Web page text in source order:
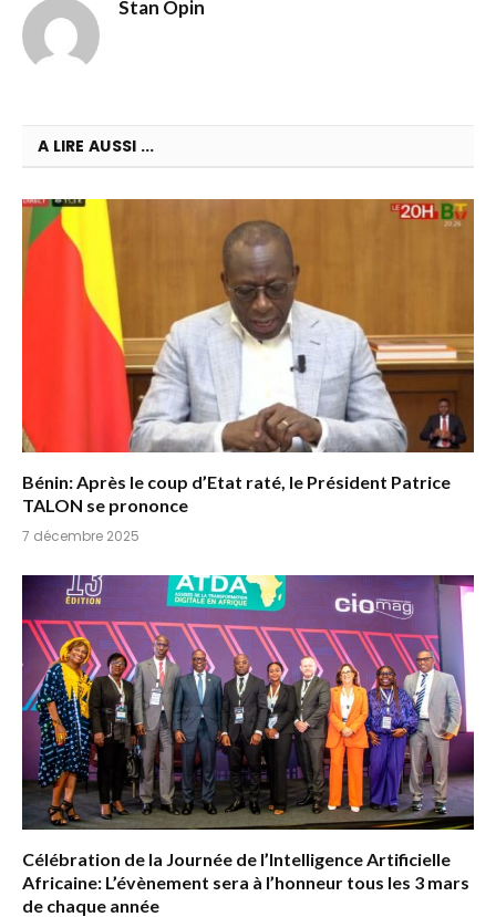
Stan Opin
A LIRE AUSSI ...
Bénin: Après le coup d’Etat raté, le Président Patrice
TALON se prononce
7 décembre 2025
Célébration de la Journée de l’Intelligence Artificielle
Africaine: L’évènement sera à l’honneur tous les 3 mars
de chaque année